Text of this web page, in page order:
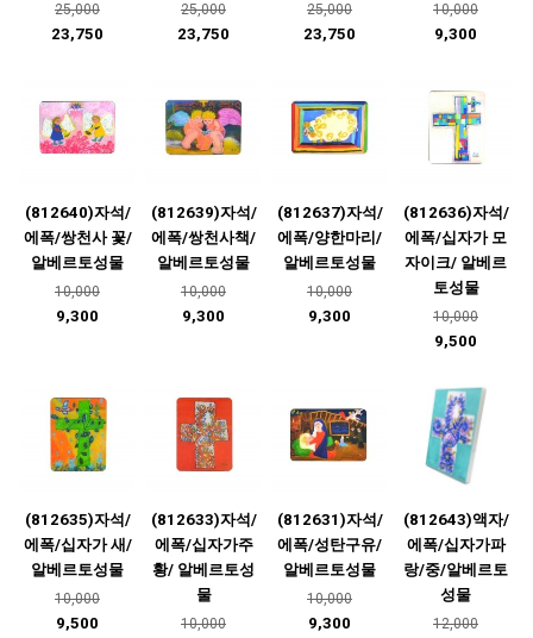
25,000
23,750
25,000
23,750
25,000
23,750
10,000
9,300
(812640)자석/
에폭/쌍천사 꽃/
알베르토성물
10,000
9,300
(812639)자석/
에폭/쌍천사책/
알베르토성물
10,000
9,300
(812637)자석/
에폭/양한마리/
알베르토성물
10,000
9,300
(812636)자석/
에폭/십자가 모
자이크/ 알베르
토성물
10,000
9,500
(812635)자석/
에폭/십자가 새/
알베르토성물
10,000
9,500
(812633)자석/
에폭/십자가주
황/ 알베르토성
물
10,000
(812631)자석/
에폭/성탄구유/
알베르토성물
10,000
9,300
(812643)액자/
에폭/십자가파
랑/중/알베르토
성물
12,000